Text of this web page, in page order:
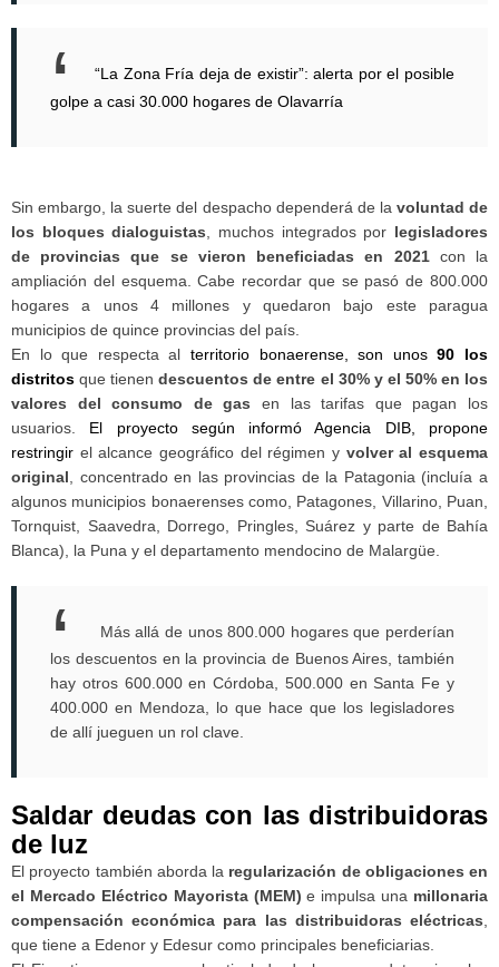
“La Zona Fría deja de existir”: alerta por el posible
golpe a casi 30.000 hogares de Olavarría
Sin embargo, la suerte del despacho dependerá de la voluntad de
los bloques dialoguistas , muchos integrados por legisladores
de provincias que se vieron beneficiadas en 2021con la
ampliación del esquema. Cabe recordar que se pasó de 800.000
hogares a unos 4 millones y quedaron bajo este paragua
municipios de quince provincias del país.
En lo que respecta al territorio bonaerense, son unos90 los
distritos que tienendescuentos de entre el 30% y el 50% en los
valores del consumo de gas en las tarifas que pagan los
usuarios. El proyecto según informó Agencia DIB, propone
restringir el alcance geográfico del régimen y volver al esquema
original , concentrado en las provincias de la Patagonia (incluía a
algunos municipios bonaerenses como, Patagones, Villarino, Puan,
Tornquist, Saavedra, Dorrego, Pringles, Suárez y parte de Bahía
Blanca), la Puna y el departamento mendocino de Malargüe.
Más allá de unos 800.000 hogares que perderían
los descuentos en la provincia de Buenos Aires, también
hay otros 600.000 en Córdoba, 500.000 en Santa Fe y
400.000 en Mendoza, lo que hace que los legisladores
de allí jueguen un rol clave.
Saldar deudas con las distribuidoras
de luz
El proyecto también aborda la regularización de obligaciones en
el Mercado Eléctrico Mayorista (MEM) e impulsa una millonaria
compensación económica para las distribuidoras eléctricas
que tiene a Edenor y Edesur como principales beneficiarias.